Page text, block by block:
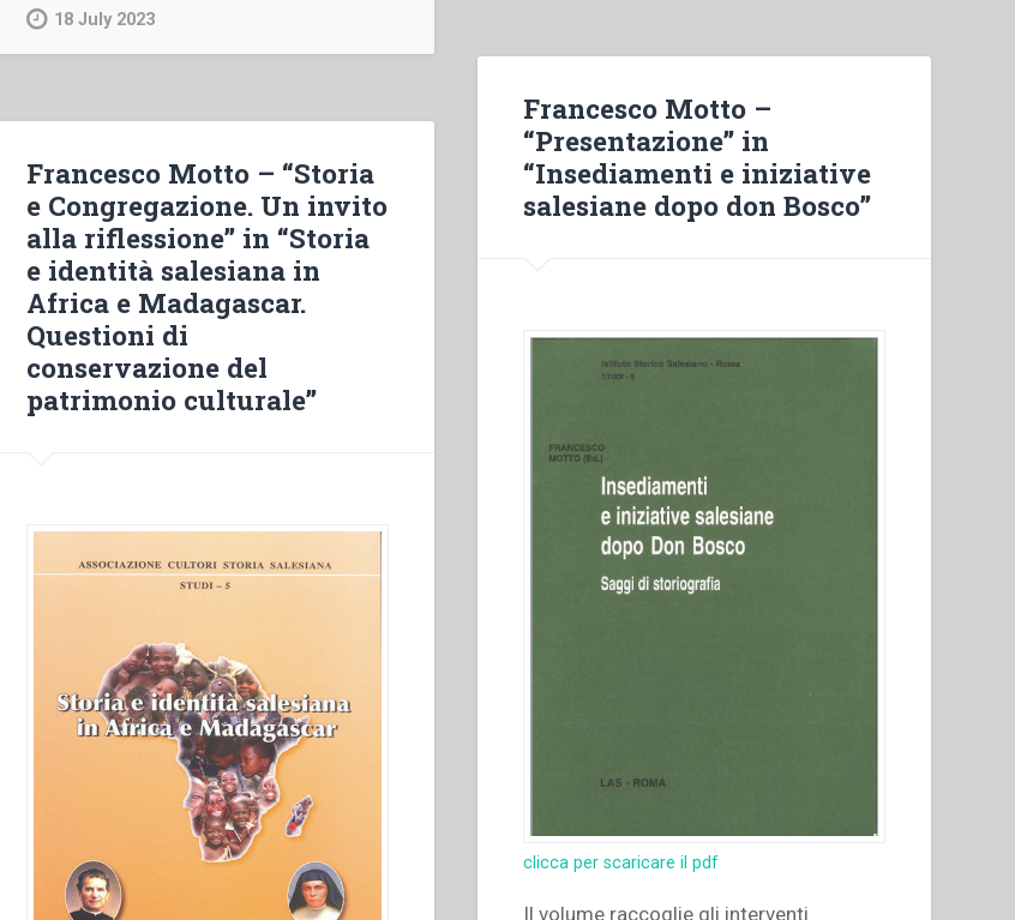
de
Bosco
en
las
nuevas
fronteras
comunicaciòn
social»”
18 July 2023
XX
secolo.
Da
don
Bosco
a
“Colloqui
sulla
Francesco Motto –
“Presentazione” in
“Insediamenti e iniziative
salesiane dopo don Bosco”
clicca per scaricare il pdf
Il volume raccoglie gli interventi
Francesco Motto – “Storia
e Congregazione. Un invito
alla riflessione” in “Storia
e identità salesiana in
Africa e Madagascar.
Questioni di
conservazione del
patrimonio culturale”